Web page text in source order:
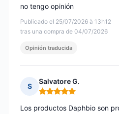
Publicado el 25/07/2026 à 13h12
tras una compra de 04/07/2026
no tengo opinión
Opinión traducida
S
Salvatore G.
Nota: 5 de 5
Los productos Daphbio son